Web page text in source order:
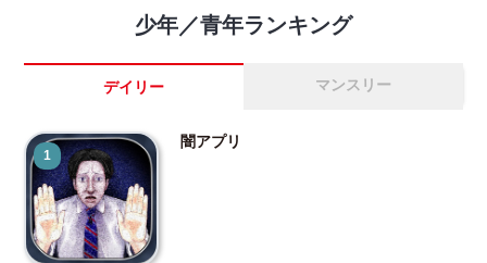
少年／青年ランキング
デイリー マンスリー
1
闇アプリ